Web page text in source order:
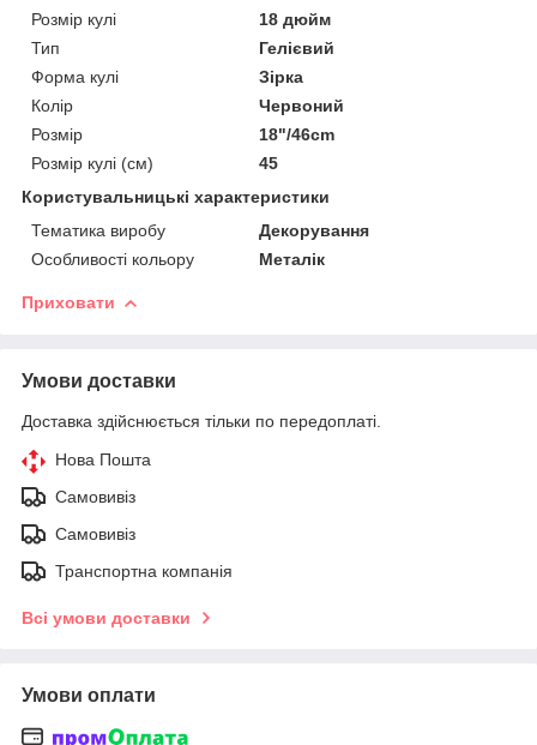
Розмір кулі
18 дюйм
Тип
Гелієвий
Форма кулі
Зірка
Колір
Червоний
Розмір
18"/46cm
Розмір кулі (см)
45
Користувальницькі характеристики
Тематика виробу
Декорування
Особливості кольору
Металік
Приховати
Умови доставки
Доставка здійснюється тільки по передоплаті.
Нова Пошта
Самовивіз
Самовивіз
Транспортна компанія
Всі умови доставки
Умови оплати